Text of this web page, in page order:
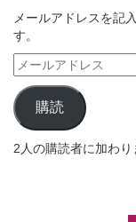
メールアドレスを記
す。
メ
ー
ル
ア
ド
レ
購読
2人の購読者に加わり